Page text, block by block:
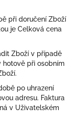
při doručení Zboží
je Celková cena
Zboží v případě
při osobním
po uhrazení
adresu. Faktura
v Uživatelském